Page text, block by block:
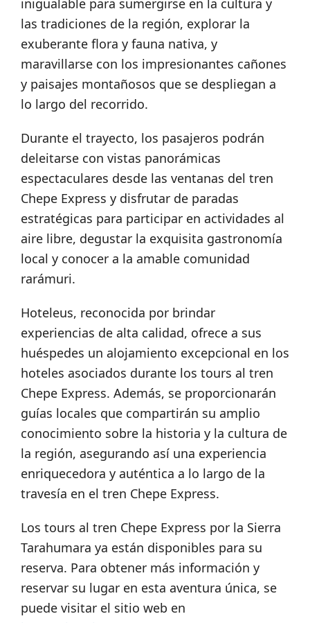
inigualable para sumergirse en la cultura y
las tradiciones de la región, explorar la
exuberante flora y fauna nativa, y
maravillarse con los impresionantes cañones
y paisajes montañosos que se despliegan a
lo largo del recorrido.
Durante el trayecto, los pasajeros podrán
deleitarse con vistas panorámicas
espectaculares desde las ventanas del tren
Chepe Express y disfrutar de paradas
estratégicas para participar en actividades al
aire libre, degustar la exquisita gastronomía
local y conocer a la amable comunidad
rarámuri.
Hoteleus, reconocida por brindar
experiencias de alta calidad, ofrece a sus
huéspedes un alojamiento excepcional en los
hoteles asociados durante los tours al tren
Chepe Express. Además, se proporcionarán
guías locales que compartirán su amplio
conocimiento sobre la historia y la cultura de
la región, asegurando así una experiencia
enriquecedora y auténtica a lo largo de la
travesía en el tren Chepe Express.
Los tours al tren Chepe Express por la Sierra
Tarahumara ya están disponibles para su
reserva. Para obtener más información y
reservar su lugar en esta aventura única, se
puede visitar el sitio web en